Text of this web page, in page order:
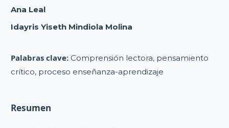
Ana Leal
Idayris Yiseth Mindiola Molina
Palabras clave: Comprensión lectora, pensamiento
crítico, proceso enseñanza-aprendizaje
Resumen